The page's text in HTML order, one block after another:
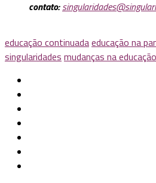
contato:
educação continuadaeducação na
singularidades mudanças na educação